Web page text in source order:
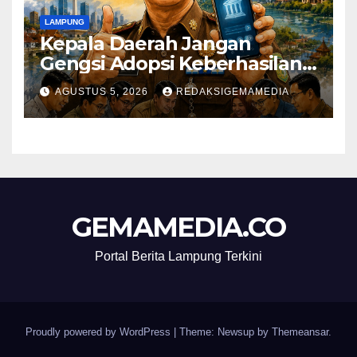
LAMPUNG
Kepala Daerah Jangan
Gengsi Adopsi Keberhasilan
Daerah Lain
AGUSTUS 5, 2026 REDAKSIGEMAMEDIA
GEMAMEDIA.CO
Portal Berita Lampung Terkini
Proudly powered by WordPress Theme: Newsup by Themeansar.